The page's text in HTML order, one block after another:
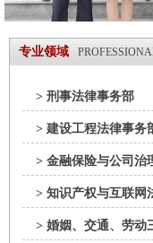
专业领域
> 刑事法律事务部
> 建设工程法律事务
> 金融保险与公司治
> 知识产权与互联网
> 婚姻、交通、劳动